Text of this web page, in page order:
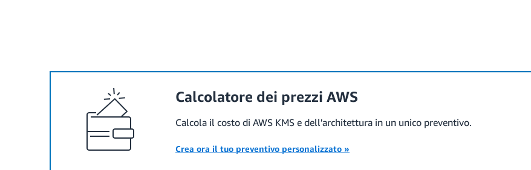
Calcolatore dei prezzi AWS
Calcola il costo di AWS KMS e dell'architettura in un unico preventivo.
Crea ora il tuo preventivo personalizzato »